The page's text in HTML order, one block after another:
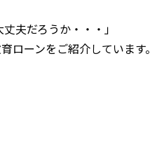
夫だろうか・・・」
ーンをご紹介しています。